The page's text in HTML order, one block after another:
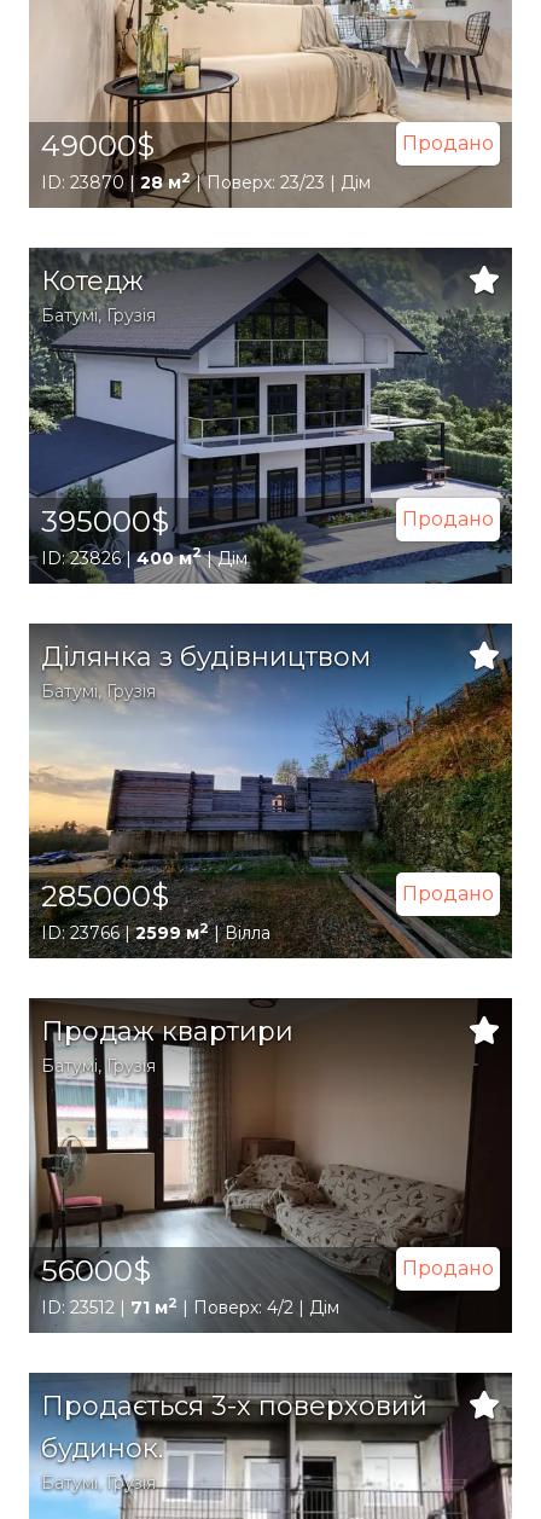
49000$ Продано
ID: 23870 | 28 м2| Поверх: 23/23 | Дім
Котедж
Батумі, Грузія
395000$ Продано
ID: 23826 |400 м2| Дім
Ділянка з будівництвом
Батумі,Грузія
285000$ Продано
ID: 23766 |2599 м2| Вілла
Продаж квартири
Батумі,Грузія
56000$ Продано
ID: 23512 | 71 м2 | Поверх: 4/2 | Дім
Продається 3-х поверховий
будинок.
Батумі, Грузія